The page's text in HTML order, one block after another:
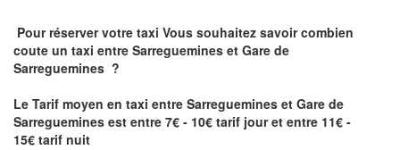
Pour réserver votre taxi Vous souhaitez savoircombien
coute un taxi entre Sarreguemines et Gare de
Sarreguemines ?
Le Tarif moyen en taxi entre Sarreguemines et Gare de
Sarreguemines est entre 7€ - 10€ tarif jour et entre 11€ -
15€ tarif nuit